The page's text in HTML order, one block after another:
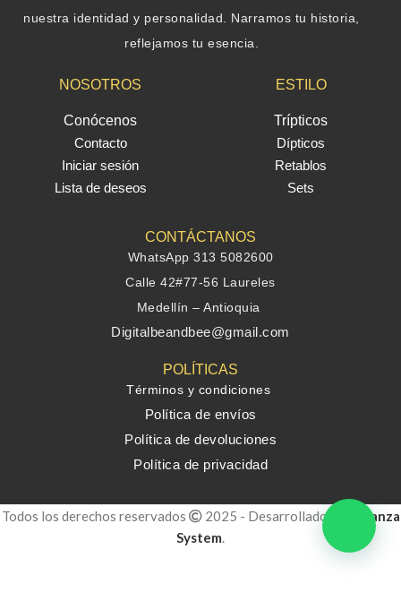
nuestra identidad y personalidad. Narramos tu historia,
reflejamos tu esencia.
NOSOTROS
Conócenos
Contacto
Iniciar sesión
Lista de deseos
ESTILO
Trípticos
Dípticos
Retablos
Sets
CONTÁCTANOS
WhatsApp 313 5082600
Calle 42#77-56 Laureles
Medellín – Antioquia
Digitalbeandbee@gmail.com
POLÍTICAS
Términos y condiciones
Política de envíos
Política de devoluciones
Política de privacidad
Todos los derechos reservados 2025 - Desarrollado por
Alianza
System.